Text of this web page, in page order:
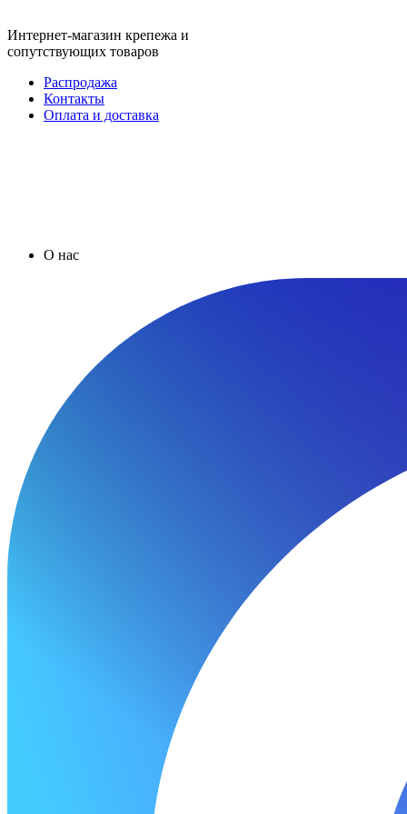
Интернет-магазин крепежа и
сопутствующих товаров
Распродажа
Контакты
Оплата и доставка
О нас